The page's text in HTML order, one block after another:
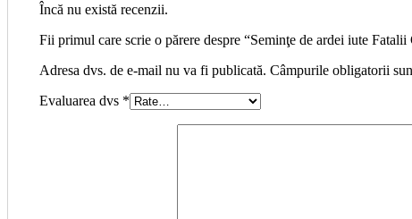
Încă nu există recenzii.
Fii primul care scrie o părere despre “Seminţe de ardei iute
Adresa dvs. de e-mail nu va fi publicată. Câmpurile obligatorii
Evaluarea dvs *